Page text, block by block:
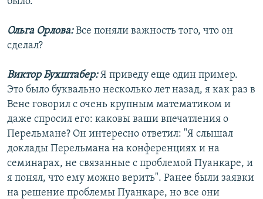
Ольга Орлова:Все поняли важность того, что он
сделал?
Виктор Бухштабер:Я приведу еще один пример.
Это было буквально несколько лет назад, я как раз в
Вене говорил с очень крупным математиком и
даже спросил его: каковы ваши впечатления о
Перельмане? Он интересно ответил: "Я слышал
доклады Перельмана на конференциях и на
семинарах, не связанные с проблемой Пуанкаре, и
я понял, что ему можно верить". Ранее были заявки
на решение проблемы Пуанкаре, но все они